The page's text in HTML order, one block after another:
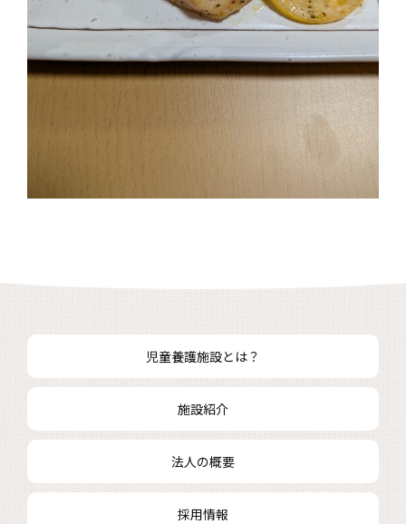
児童養護施設とは？
施設紹介
法人の概要
採用情報